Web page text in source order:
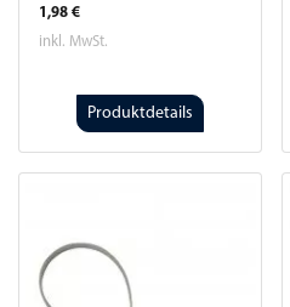
1,98 €
inkl. MwSt.
Produktdetails